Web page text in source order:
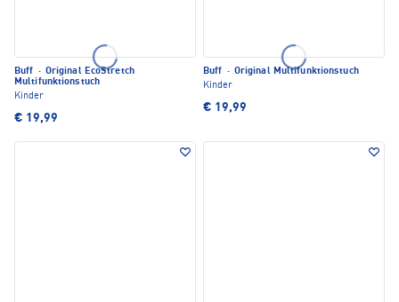
Buff · Original EcoStretch
Multifunktionstuch
Kinder
€ 19,99
Buff · Original Multifunktionstuch
Kinder
€ 19,99